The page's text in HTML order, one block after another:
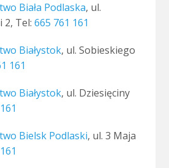
Biała Podlaska, ul.
2, Tel: 665 761 161
Białystok, ul. Sobieskiego
161
Białystok, ul. Dziesięciny
Bielsk Podlaski, ul. 3 Maja